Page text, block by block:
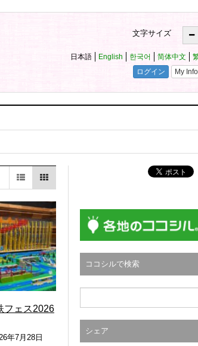
文字サイズ
フェス2026
年7月28日
ココシルで検索
シェア